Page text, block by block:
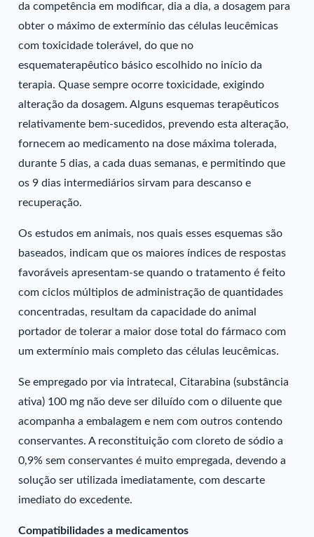
da competência em modificar, dia a dia, a dosagem para
obter o máximo de extermínio das células leucêmicas
com toxicidade tolerável, do que no
esquematerapêutico básico escolhido no início da
terapia. Quase sempre ocorre toxicidade, exigindo
alteração da dosagem. Alguns esquemas terapêuticos
relativamente bem-sucedidos, prevendo esta alteração,
fornecem ao medicamento na dose máxima tolerada,
durante 5 dias, a cada duas semanas, e permitindo que
os 9 dias intermediários sirvam para descanso e
recuperação.
Os estudos em animais, nos quais esses esquemas são
baseados, indicam que os maiores índices de respostas
favoráveis apresentam-se quando o tratamento é feito
com ciclos múltiplos de administração de quantidades
concentradas, resultam da capacidade do animal
portador de tolerar a maior dose total do fármaco com
um extermínio mais completo das células leucêmicas.
Se empregado por via intratecal, Citarabina (substância
ativa) 100 mg não deve ser diluído com o diluente que
acompanha a embalagem e nem com outros contendo
conservantes. A reconstituição com cloreto de sódio a
0,9% sem conservantes é muito empregada, devendo a
solução ser utilizada imediatamente, com descarte
imediato do excedente.
Compatibilidades a medicamentos